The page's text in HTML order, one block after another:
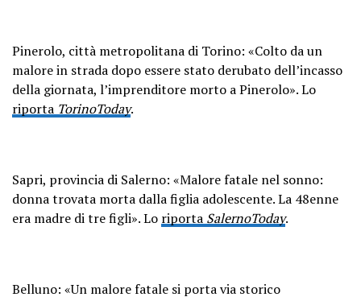
Pinerolo, città metropolitana di Torino: «Colto da un
malore in strada dopo essere stato derubato dell’incasso
della giornata, l’imprenditore morto a Pinerolo». Lo
riporta TorinoToday.
Sapri, provincia di Salerno: «Malore fatale nel sonno:
donna trovata morta dalla figlia adolescente. La 48enne
era madre di tre figli». Lo riporta SalernoToday.
Belluno: «Un malore fatale si porta via storico